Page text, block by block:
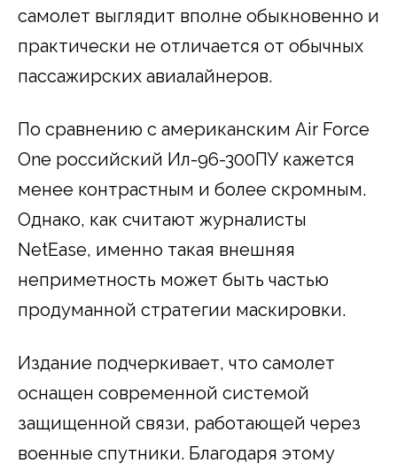
самолет выглядит вполне обыкновенно и
практически не отличается от обычных
пассажирских авиалайнеров.
По сравнению с американским Air Force
One российский Ил-96-300ПУ кажется
менее контрастным и более скромным.
Однако, как считают журналисты
NetEase, именно такая внешняя
неприметность может быть частью
продуманной стратегии маскировки.
Издание подчеркивает, что самолет
оснащен современной системой
защищенной связи, работающей через
военные спутники. Благодаря этому